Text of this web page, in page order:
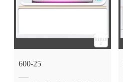
600-25